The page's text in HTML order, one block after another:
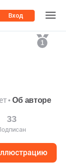
Вход
1
Об авторе
33